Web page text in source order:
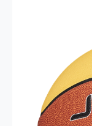
Опт 3(33%)
Опт 2(36%)